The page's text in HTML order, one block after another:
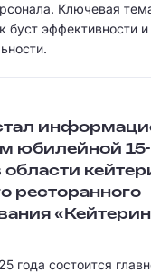
Ключевая
буст эффективности и
юбилейной
ресторанного
года состоится